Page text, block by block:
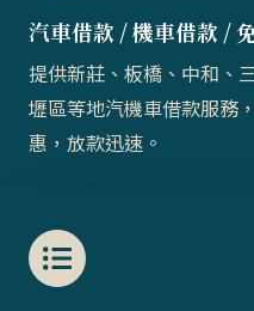
汽車借款 / 機車借款 /
提供新莊、板橋、中和、
壢區等地汽機車借款服務
惠，放款迅速。